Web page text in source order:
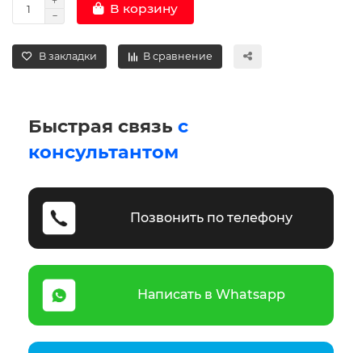
В корзину
В закладки В сравнение
Быстрая связь с
консультантом
Позвонить по телефону
Написать в Whatsapp